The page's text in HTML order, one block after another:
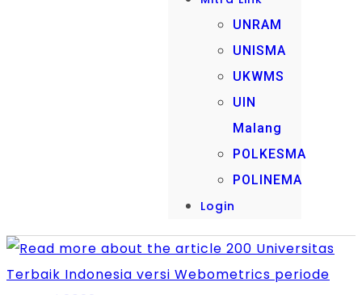
UNRAM
UNISMA
UKWMS
UIN
Malang
POLKESMA
POLINEMA
Login